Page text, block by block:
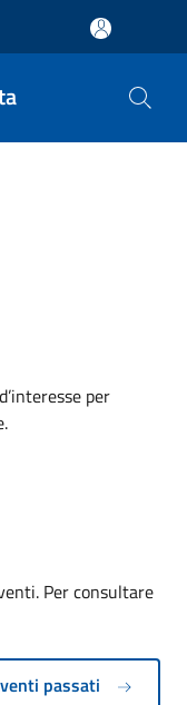
per
Per consultare
passati